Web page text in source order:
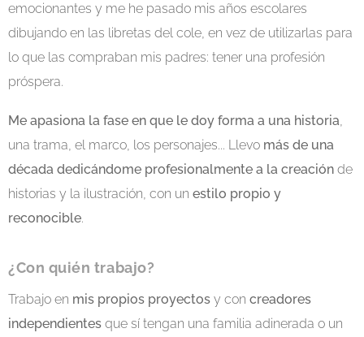
emocionantes y me he pasado mis años escolares
dibujando en las libretas del cole, en vez de utilizarlas para
lo que las compraban mis padres: tener una profesión
próspera.
Me apasiona la fase en que le doy forma a una historia,
una trama, el marco, los personajes... Llevo más de una
década dedicándome profesionalmente a la creación de
historias y la ilustración, con un estilo propio y
reconocible.
¿Con quién trabajo?
Trabajo en mis propios proyectos y con creadores
independientes que sí tengan una familia adinerada o un